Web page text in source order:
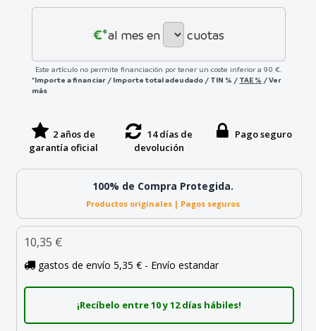
€*al mes en cuotas
Este artículo no permite financiación por tener un coste inferior a 90 €.
*Importe a financiar / Importe total adeudado / TIN % / TAE % /Ver
más
2 años de
garantía oficial
14 días de
devolución
Pago seguro
100% de Compra Protegida.
Productos originales | Pagos seguros
10,35 €
gastos de envío 5,35 € - Envío estandar
¡Recíbelo entre 10 y 12 días hábiles!